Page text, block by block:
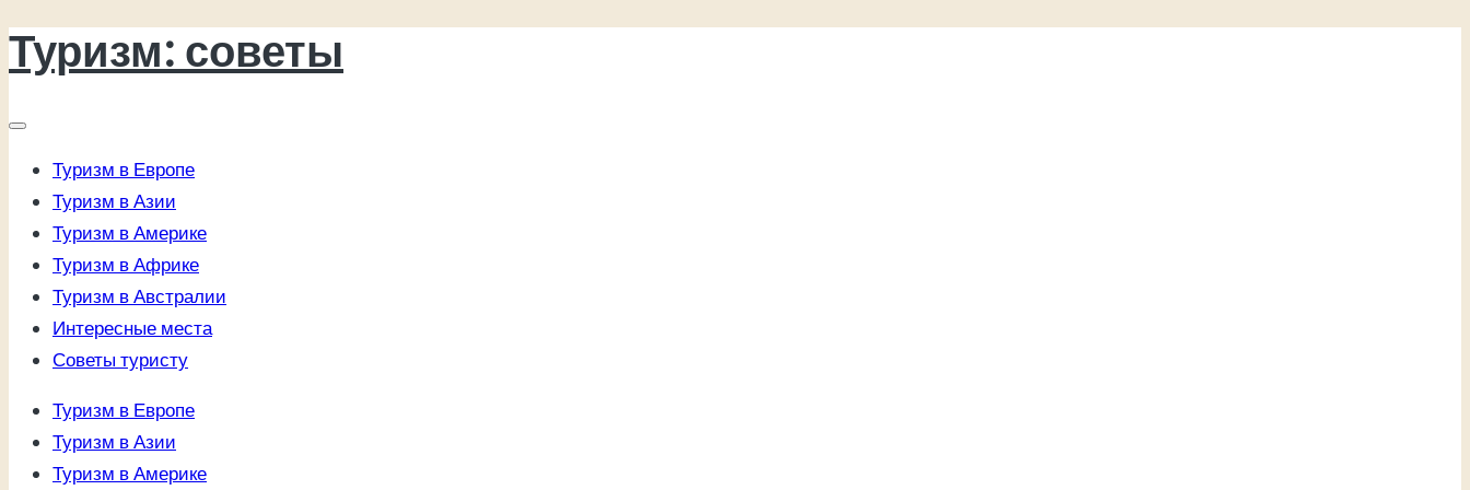
Перейти
к
Туризм: советы
Туризм в Европе
Туризм в Азии
Туризм в Америке
Туризм в Африке
Туризм в Австралии
Интересные места
Советы туристу
Туризм в Европе
Туризм в Азии
Туризм в Америке